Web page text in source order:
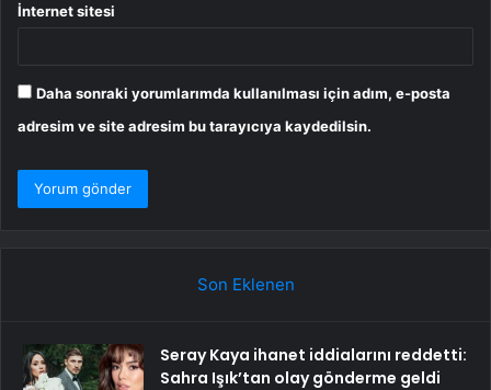
İnternet sitesi
Daha sonraki yorumlarımda kullanılması için adım, e-posta
adresim ve site adresim bu tarayıcıya kaydedilsin.
Son Eklenen
Seray Kaya ihanet iddialarını reddetti:
Sahra Işık’tan olay gönderme geldi